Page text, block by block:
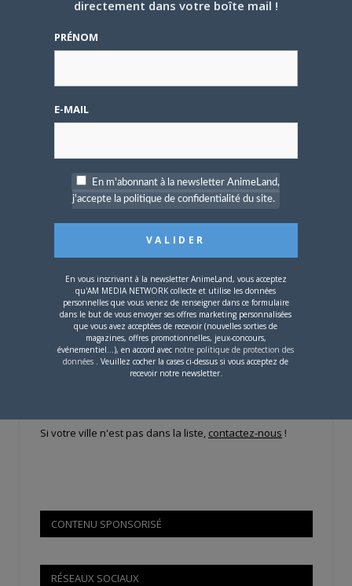
Se souvenir de moi
Créer un
Mot de passe oublié ?
OÙ TROUVER NOS MAGAZINES
Pour savoir où trouver nos magazines, cliquez sur la
Si votre ville n'est pas dans la liste, contactez-nous !
CONTENU SPONSORISÉ
RÉSEAUX SOCIAUX
directement dans votre boîte mail !
PRÉNOM
E-MAIL
En m'abonnant à la newsletter AnimeLand,
j'accepte la politique de confidentialité du site.
En vous inscrivant à la newsletter AnimeLand, vous acceptez
qu'AM MEDIA NETWORK collecte et utilise les données
personnelles que vous venez de renseigner dans ce formulaire
dans le but de vous envoyer ses offres marketing personnalisées
que vous avez acceptées de recevoir (nouvelles sorties de
magazines, offres promotionnelles, jeux-concours,
événementiel...), en accord avec notre politique de protection des
données . Veuillez cocher la cases ci-dessus si vous acceptez de
recevoir notre newsletter.